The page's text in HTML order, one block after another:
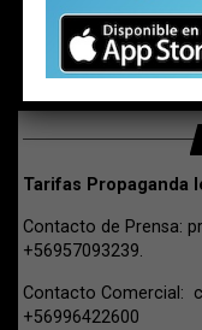
Tarifas Propaganda
Contacto de Prensa:
+56957093239.
Contacto Comercial:
+56996422600